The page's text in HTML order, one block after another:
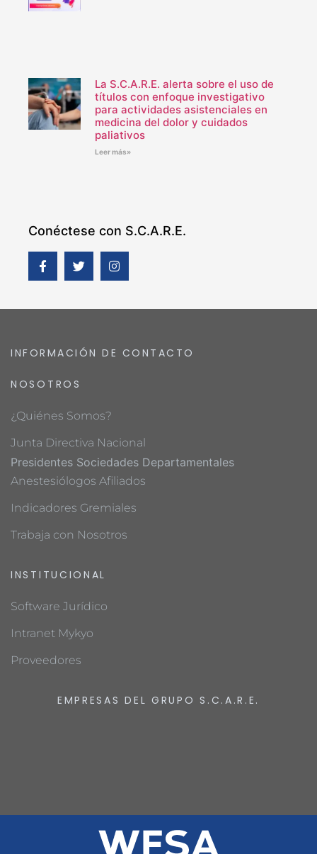
La S.C.A.R.E. alerta sobre el uso de
títulos con enfoque investigativo
para actividades asistenciales en
medicina del dolor y cuidados
paliativos
Leer más»
Conéctese con S.C.A.R.E.
INFORMACIÓN DE CONTACTO
NOSOTROS
¿Quiénes Somos?
Junta Directiva Nacional
Presidentes Sociedades Departamentales
Anestesiólogos Afiliados
Indicadores Gremiales
Trabaja con Nosotros
INSTITUCIONAL
Software Jurídico
Intranet Mykyo
Proveedores
EMPRESAS DEL GRUPO S.C.A.R.E.